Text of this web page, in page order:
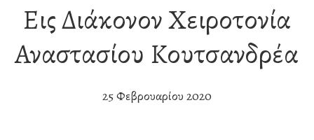
Εις Διάκονον Χειροτονία
Αναστασίου Κουτσανδρέα
25 Φεβρουαρίου 2020